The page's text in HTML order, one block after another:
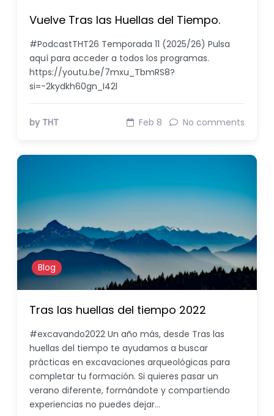
Vuelve Tras las Huellas del Tiempo.
#PodcastTHT26 Temporada 11 (2025/26) Pulsa
aquí para acceder a todos los programas.
https://youtu.be/7mxu_TbmRS8?
si=-2kydkh60gn_I42l
by THT Feb 8 No comments
Blog
Tras las huellas del tiempo 2022
#excavando2022 Un año más, desde Tras las
huellas del tiempo te ayudamos a buscar
prácticas en excavaciones arqueológicas para
completar tu formación. Si quieres pasar un
verano diferente, formándote y compartiendo
experiencias no puedes dejar…